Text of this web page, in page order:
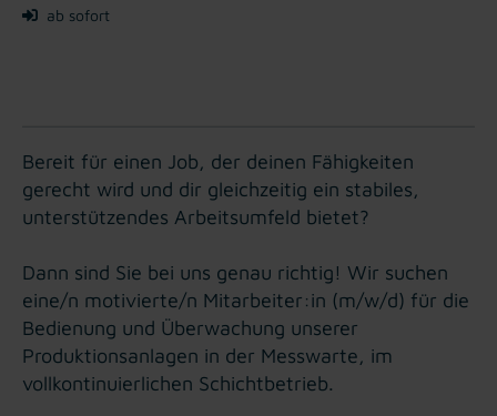
ab sofort
Bereit für einen Job, der deinen Fähigkeiten
gerecht wird und dir gleichzeitig ein stabiles,
unterstützendes Arbeitsumfeld bietet?
Dann sind Sie bei uns genau richtig! Wir suchen
eine/n motivierte/n Mitarbeiter:in (m/w/d) für die
Bedienung und Überwachung unserer
Produktionsanlagen in der Messwarte, im
vollkontinuierlichen Schichtbetrieb.